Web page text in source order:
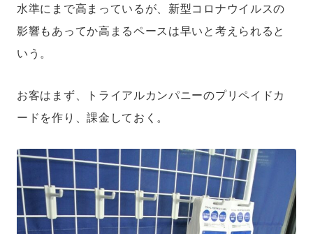
水準にまで高まっているが、新型コロナウイルスの
影響もあってか高まるペースは早いと考えられると
いう。
お客はまず、トライアルカンパニーのプリペイドカ
ードを作り、課金しておく。